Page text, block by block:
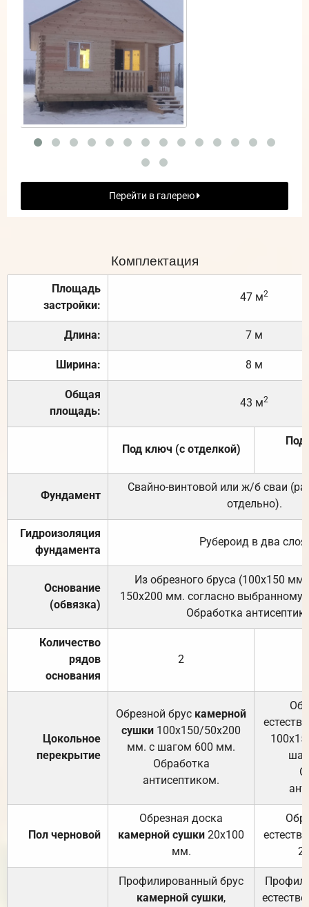
Перейти в галерею
Комплектация
Площадь
застройки:
47 м2
Длина: 7 м
Ширина: 8 м
Общая
площадь:
43 м2
Под ключ (с отделкой)
Под
Фундамент
Свайно-винтовой или ж/б сваи
отдельно).
Гидроизоляция
фундамента
Рубероид в два слоя.
Основание
(обвязка)
Из обрезного бруса (100х150
150х200 мм. согласно выбранному
Обработка
Количество
рядов
основания
2
Цокольное
перекрытие
Обрезной брус камерной
сушки 100х150/50х200
мм. с шагом 600 мм.
Обработка
антисептиком.
Пол черновой
Обрезная доска
камерной сушки 20х100
мм.
Профилированный брус
камерной сушки,